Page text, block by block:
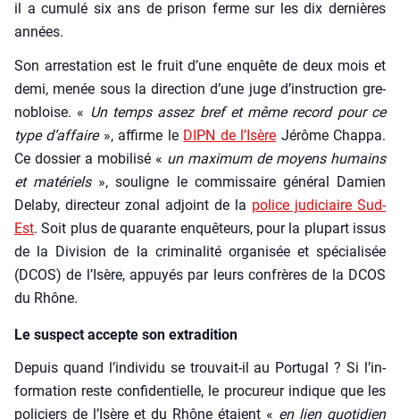
il a cumu­lé six ans de pri­son ferme sur les dix der­nières
années.
Son arres­ta­tion est le fruit d’une enquête de deux mois et
demi, menée sous la direc­tion d’une juge d’ins­truc­tion gre­
no­bloise. « Un temps assez bref et même record pour ce
type d’af­faire», affirme le DIPN de l’I­sère Jérôme Chap­pa.
Ce dos­sier a mobi­li­sé « un maxi­mum de moyens humains
et maté­riels», sou­ligne le com­mis­saire géné­ral Damien
Dela­by, direc­teur zonal adjoint de la police judi­ciaire Sud-
Est. Soit plus de qua­rante enquê­teurs, pour la plu­part issus
de la Divi­sion de la cri­mi­na­li­té orga­ni­sée et spé­cia­li­sée
(DCOS) de l’I­sère, appuyés par leurs confrères de la DCOS
du Rhône.
Le suspect accepte son extradition
Depuis quand l’in­di­vi­du se trou­vait-il au Por­tu­gal ? Si l’in­
for­ma­tion reste confi­den­tielle, le pro­cu­reur indique que les
poli­ciers de l’I­sère et du Rhône étaient « en lien quo­ti­dien